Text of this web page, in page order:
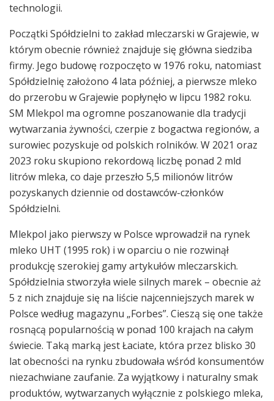
technologii.
Początki Spółdzielni to zakład mleczarski w Grajewie, w
którym obecnie również znajduje się główna siedziba
firmy. Jego budowę rozpoczęto w 1976 roku, natomiast
Spółdzielnię założono 4 lata później, a pierwsze mleko
do przerobu w Grajewie popłynęło w lipcu 1982 roku.
SM Mlekpol ma ogromne poszanowanie dla tradycji
wytwarzania żywności, czerpie z bogactwa regionów, a
surowiec pozyskuje od polskich rolników. W 2021 oraz
2023 roku skupiono rekordową liczbę ponad 2 mld
litrów mleka, co daje przeszło 5,5 milionów litrów
pozyskanych dziennie od dostawców-członków
Spółdzielni.
Mlekpol jako pierwszy w Polsce wprowadził na rynek
mleko UHT (1995 rok) i w oparciu o nie rozwinął
produkcję szerokiej gamy artykułów mleczarskich.
Spółdzielnia stworzyła wiele silnych marek – obecnie aż
5 z nich znajduje się na liście najcenniejszych marek w
Polsce według magazynu „Forbes”. Cieszą się one także
rosnącą popularnością w ponad 100 krajach na całym
świecie. Taką marką jest Łaciate, która przez blisko 30
lat obecności na rynku zbudowała wśród konsumentów
niezachwiane zaufanie. Za wyjątkowy i naturalny smak
produktów, wytwarzanych wyłącznie z polskiego mleka,